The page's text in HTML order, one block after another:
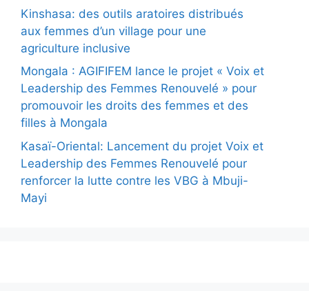
Kinshasa: des outils aratoires distribués
aux femmes d’un village pour une
agriculture inclusive
Mongala : AGIFIFEM lance le projet « Voix et
Leadership des Femmes Renouvelé » pour
promouvoir les droits des femmes et des
filles à Mongala
Kasaï-Oriental: Lancement du projet Voix et
Leadership des Femmes Renouvelé pour
renforcer la lutte contre les VBG à Mbuji-
Mayi